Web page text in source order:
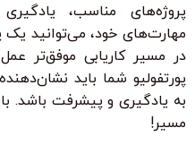
پروژه‌های مناسب،
مهارت‌های خود، می‌توانید یک
در مسیر کاریابی موفق‌تر
پورتفولیو شما باید
به یادگیری و پیشرفت باشد.
مسیر!